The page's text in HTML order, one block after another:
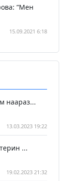
“Мен
15.09.2021 6:18
наараз...
13.03.2023 19:22
...
19.02.2023 21:32